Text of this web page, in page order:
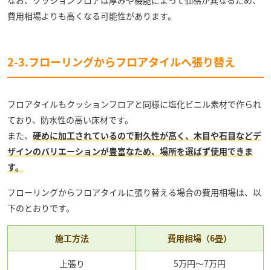
費用相場よりも高くなる可能性があります。
2-3.フローリングからフロアタイルへ張り替え
フロアタイルもクッションフロアと同様に塩化ビニル素材で作られ
ており、防水性の高い床材です。
また、 硬めに加工されているので耐久性が高く、木目や石目などデ
ザインのバリエーションが豊富なため、場所を選ばず使用できま
す。
フローリングからフロアタイルに張り替える場合の費用相場は、以
下のとおりです。
施工方法 費用相場（6畳）
上張り 5万円〜7万円